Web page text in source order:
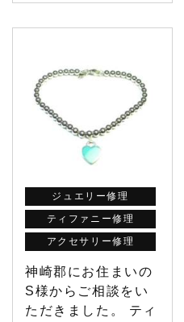
ジュエリー修理
ティファニー修理
アクセサリー修理
神崎郡にお住まいの
S様からご相談をい
ただきました。 ティ